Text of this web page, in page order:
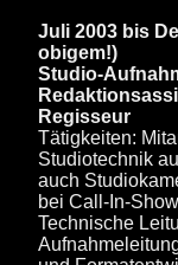
Juli 2003 bis
obigem!)
Studio-
Regisseur
Tätigkeiten:
Studiotechnik
auch
bei Call-In-
Technische